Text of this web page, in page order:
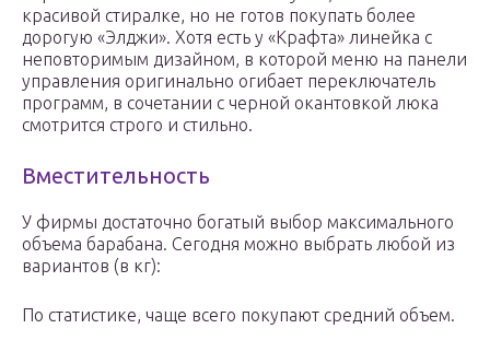
красивой стиралке, но не готов покупать более
дорогую «Элджи». Хотя есть у «Крафта» линейка с
неповторимым дизайном, в которой меню на панели
управления оригинально огибает переключатель
программ, в сочетании с черной окантовкой люка
смотрится строго и стильно.
Вместительность
У фирмы достаточно богатый выбор максимального
объема барабана. Сегодня можно выбрать любой из
вариантов (в кг):
По статистике, чаще всего покупают средний объем.